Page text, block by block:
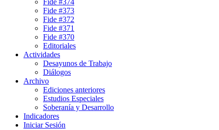
Fide #374
Fide #373
Fide #372
Fide #371
Fide #370
Editoriales
Actividades
Desayunos de Trabajo
Diálogos
Archivo
Ediciones anteriores
Estudios Especiales
Soberanía y Desarrollo
Indicadores
Iniciar Sesión